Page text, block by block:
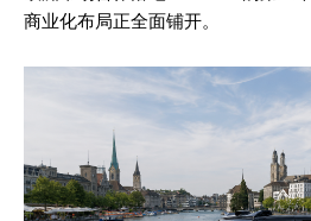
商业化布局正全面铺开。